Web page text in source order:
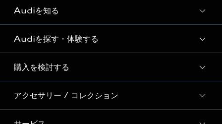
Audiを知る
Audi ブランド
Story of Progress
Audi Sport
Formula 1®
デジタルサービス
Audiを探す・体験する
ディーラー検索
新車在庫検索
試乗車・展示車検索
購入を検討する
モデル一覧
特別仕様モデル / 限定モデル
アクセサリー / コレクション